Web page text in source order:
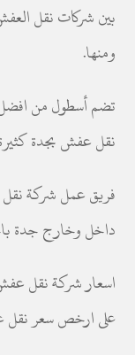
بين شركات نقل العفش
ومنها.
تضم أسطول من
نقل عفش بجدة
فريق عمل شركة
داخل وخارج جدة
اسعار شركة نقل
على ارخص سعر